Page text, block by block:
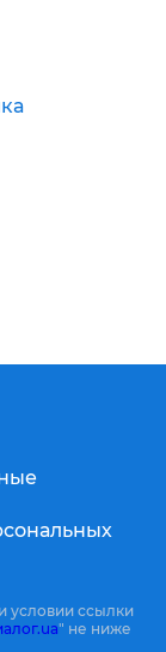
условии ссылки
" не ниже